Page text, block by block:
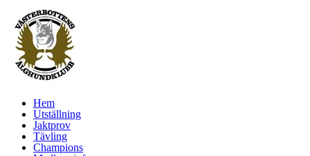
Hem
Utställning
Jaktprov
Tävling
Champions